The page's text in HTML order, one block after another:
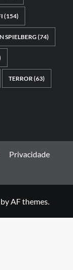
(154)
SPIELBERG (74)
TERROR(63)
Privacidade
by AF themes.